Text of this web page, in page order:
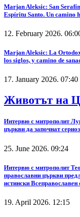
Marjan Aleksic: San
Espíritu Santo. Un camino
12. February 2026.
Marjan Aleksic: La
los siglos, y camino de
17. January 2026. 07:40
Животът на
Интервю с митрополит
църкви да започнат
25. June 2026. 09:24
Интервю с митрополит
православни църкви
истински Всеправославен
19. April 2026. 12:15